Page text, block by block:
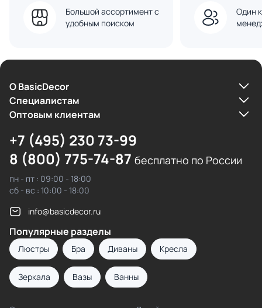
Большой ассортимент с
удобным поиском
Один
О BasicDecor
Cпециалистам
Оптовым клиентам
+7 (495) 230 73-99
8 (800) 775-74-87 бесплатно по России
пн - пт : 09:00 - 18:00
сб - вс : 10:00 - 18:00
info@basicdecor.ru
Популярные разделы
Люстры Бра Диваны Кресла
Зеркала Вазы Ванны